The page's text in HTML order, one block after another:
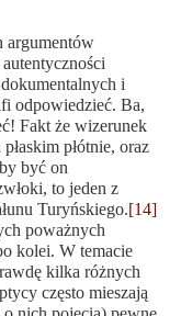
argumentów
i
odpowiedzieć. Ba,
Fakt że wizerunek
płótnie, oraz
być on
to jeden z
Turyńskiego.[14]
poważnych
kolei. W temacie
kilka różnych
często mieszają